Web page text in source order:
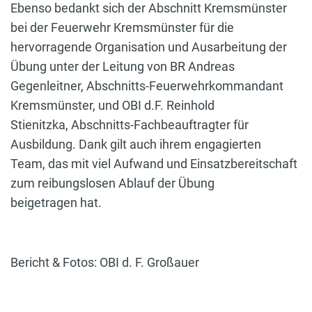
Ebenso bedankt sich der Abschnitt Kremsmünster
bei der Feuerwehr Kremsmünster für die
hervorragende Organisation und Ausarbeitung der
Übung unter der Leitung von BR Andreas
Gegenleitner, Abschnitts-Feuerwehrkommandant
Kremsmünster, und OBI d.F. Reinhold
Stienitzka, Abschnitts-Fachbeauftragter für
Ausbildung. Dank gilt auch ihrem engagierten
Team, das mit viel Aufwand und Einsatzbereitschaft
zum reibungslosen Ablauf der Übung
beigetragen hat.
Bericht & Fotos: OBI d. F. Großauer